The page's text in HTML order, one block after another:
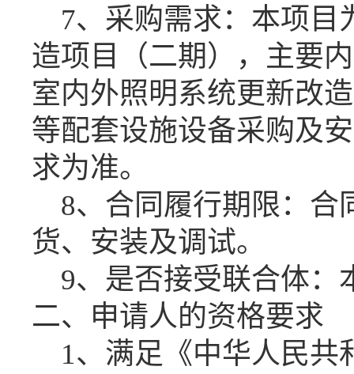
7、采购需求：本项目
造项目（二期），主要
室内外照明系统更新改
等配套设施设备采购及
求为准。
8、合同履行期限： 合
货、安装及调试。
9、是否接受联合体：
二、申请人的资格要求
1、满足《中华人民共